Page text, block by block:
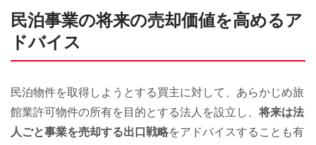
民泊事業の将来の売却価値を高めるア
ドバイス
民泊物件を取得しようとする買主に対して、あらかじめ旅
館業許可物件の所有を目的とする法人を設立し、将来は法
人ごと事業を売却する出口戦略をアドバイスすることも有